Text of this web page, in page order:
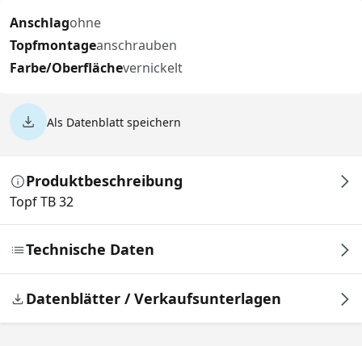
Anschlagohne
Topfmontageanschrauben
Farbe/Oberflächevernickelt
Als Datenblatt speichern
Produktbeschreibung
Topf TB 32
Technische Daten
Datenblätter / Verkaufsunterlagen